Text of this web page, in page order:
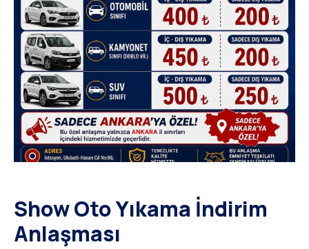
Show Oto Yıkama İndirim
Anlaşması